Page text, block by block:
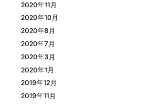
2020年11月
2020年10月
2020年8月
2020年7月
2020年3月
2020年1月
2019年12月
2019年11月